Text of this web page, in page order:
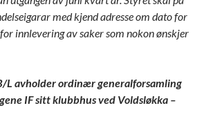
med kjend adresse om dato for
innlevering av saker som nokon ønskjer
L avholder ordinær generalforsamling
IF sitt klubbhus ved Voldsløkka –